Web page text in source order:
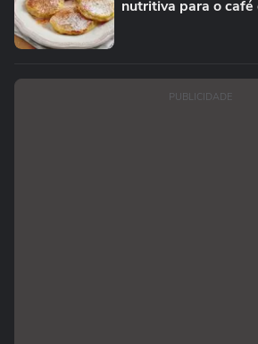
nutritiva para o café
PUBLICIDADE